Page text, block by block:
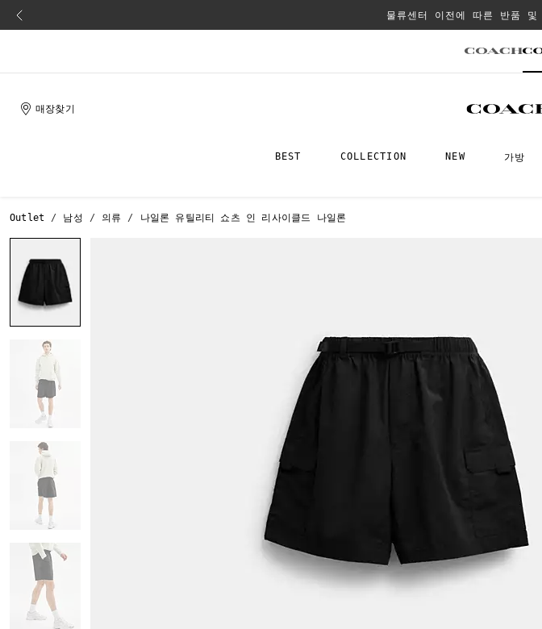
물류센터 이전에 따른 반품
매장찾기
BEST COLLECTION NEW 가방
Outlet 남성 의류 나일론 유틸리티 쇼츠 인 리사이클드 나일론